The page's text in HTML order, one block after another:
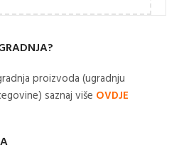
proizvoda (ugradnju
saznaj više OVDJE